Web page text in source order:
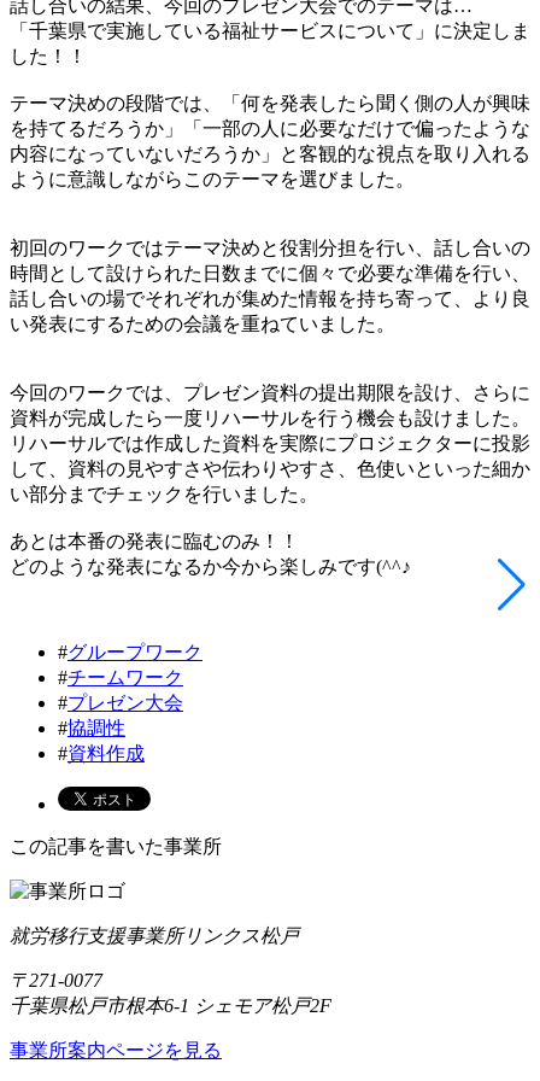
話し合いの結果、今回のプレゼン大会でのテーマは…
「千葉県で実施している福祉サービスについて」に決定しま
した！！
テーマ決めの段階では、「何を発表したら聞く側の人が興味
を持てるだろうか」「一部の人に必要なだけで偏ったような
内容になっていないだろうか」と客観的な視点を取り入れる
ように意識しながらこのテーマを選びました。
初回のワークではテーマ決めと役割分担を行い、話し合いの
時間として設けられた日数までに個々で必要な準備を行い、
話し合いの場でそれぞれが集めた情報を持ち寄って、より良
い発表にするための会議を重ねていました。
今回のワークでは、プレゼン資料の提出期限を設け、さらに
資料が完成したら一度リハーサルを行う機会も設けました。
リハーサルでは作成した資料を実際にプロジェクターに投影
して、資料の見やすさや伝わりやすさ、色使いといった細か
い部分までチェックを行いました。
あとは本番の発表に臨むのみ！！
どのような発表になるか今から楽しみです(^^♪
#グループワーク
#チームワーク
#プレゼン大会
#協調性
#資料作成
この記事を書いた事業所
就労移行支援事業所リンクス松戸
〒271-0077
千葉県松戸市根本6-1 シェモア松戸2F
事業所案内ページを見る